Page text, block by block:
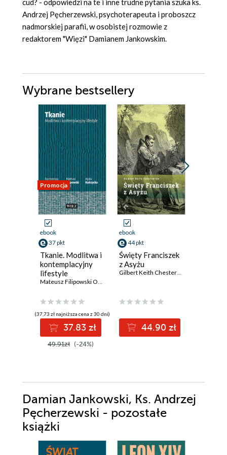
cud? - odpowiedzi na te i inne trudne pytania szuka ks.
Andrzej Pęcherzewski, psychoterapeuta i proboszcz
nadmorskiej parafii, w osobistej rozmowie z
redaktorem "Więzi" Damianem Jankowskim.
Wybrane bestsellery
Promocja
ebook
37 pkt
Tkanie. Modlitwa i
kontemplacyjny
lifestyle
Mateusz Filipowski OCD
(37,73 zł najniższa cena z 30 dni)
37.83 zł
49.91zł (-24%)
ebook
44 pkt
Święty Franciszek
z Asyżu
Gilbert Keith Chesterton
44.90 zł
Damian Jankowski, Ks. Andrzej
Pęcherzewski - pozostałe
książki